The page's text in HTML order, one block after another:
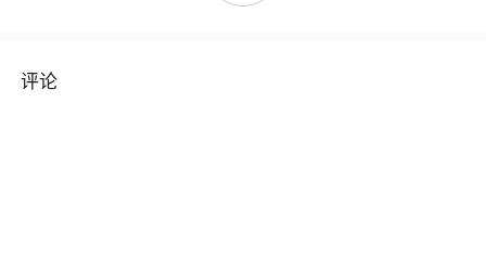
评论